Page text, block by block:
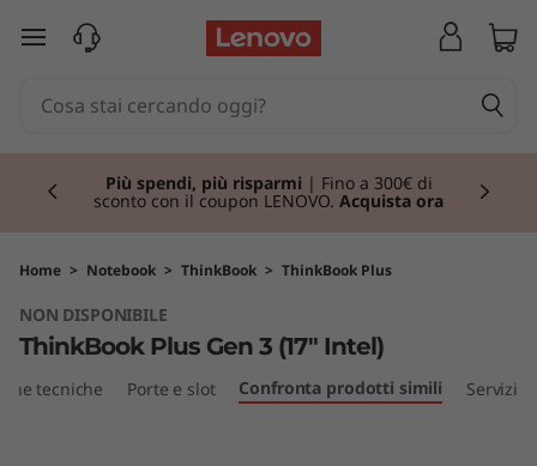
T
B
o
o
passa a contenuto principale
Più spendi, più risparmi | Fino a 300€ di
sconto con il coupon LENOVO. Acquista ora
Home > Notebook > ThinkBook > ThinkBook Plus
NON DISPONIBILE
ThinkBook Plus Gen 3 (17" Intel)
tecniche Porte e slot Confronta prodotti simili Servizi